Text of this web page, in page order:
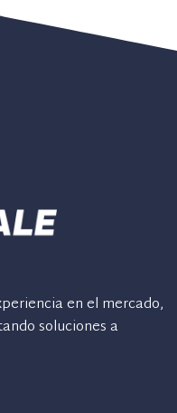
en el mercado,
soluciones a